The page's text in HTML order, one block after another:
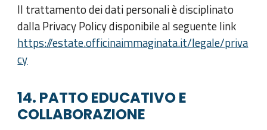
Il trattamento dei dati personali è disciplinato
dalla Privacy Policy disponibile al seguente link
https://estate.officinaimmaginata.it/legale/priva
cy
14. PATTO EDUCATIVO E
COLLABORAZIONE